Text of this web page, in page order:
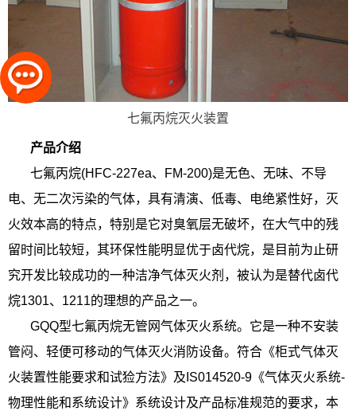
七氟丙烷灭火装置
产品介绍
七氟丙烷(HFC-227ea、FM-200)是无色、无味、不导
电、无二次污染的气体，具有清演、低毒、电绝紧性好，灭
火效本高的特点，特别是它对臭氧层无破坏，在大气中的残
留时间比较短，其环保性能明显优于卤代烷，是目前为止研
究开发比较成功的一种洁净气体灭火剂，被认为是替代卤代
烷1301、1211的理想的产品之一。
GQQ型七氟丙烷无管网气体灭火系统。它是一种不安装
管闷、轻便可移动的气体灭火消防设备。符合《柜式气体灭
火装置性能要求和试猃方法》及IS014520-9《气体灭火系统-
物理性能和系统设计》系统设计及产品标准规范的要求，本